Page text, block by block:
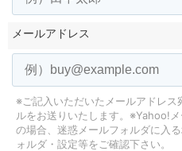
メールアドレス
※ご記入いただいたメールアドレ
ルをお送りいたします。 ※Yahoo!メ
の場合、迷惑メールフォルダに入る
ォルダ・設定等をご確認下さい。